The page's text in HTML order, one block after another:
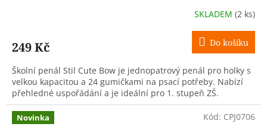
SKLADEM (2 ks)
249 Kč Do košíku
Školní penál Stil Cute Bow je jednopatrový penál pro holky s
velkou kapacitou a 24 gumičkami na psací potřeby. Nabízí
přehledné uspořádání a je ideální pro 1. stupeň ZŠ.
Novinka Kód: CPJ0706